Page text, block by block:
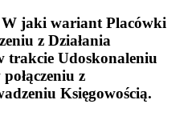
W jaki wariant Placówki
z Działania
trakcie Udoskonaleniu
z
Księgowością.